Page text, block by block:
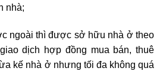
nhà;
ngoài thì được sở hữu nhà ở theo
dịch hợp đồng mua bán, thuê
kế nhà ở nhưng tối đa không quá